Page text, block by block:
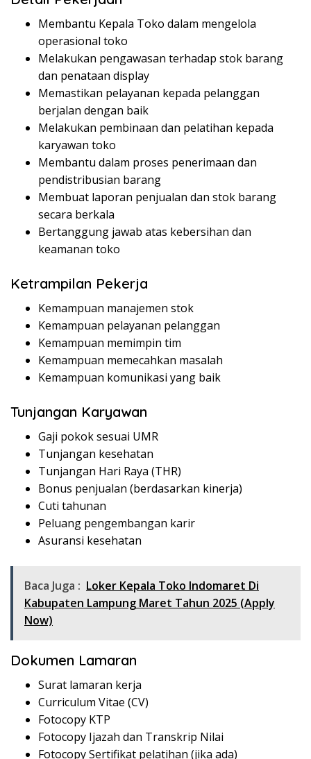
Membantu Kepala Toko dalam mengelola
operasional toko
Melakukan pengawasan terhadap stok barang
dan penataan display
Memastikan pelayanan kepada pelanggan
berjalan dengan baik
Melakukan pembinaan dan pelatihan kepada
karyawan toko
Membantu dalam proses penerimaan dan
pendistribusian barang
Membuat laporan penjualan dan stok barang
secara berkala
Bertanggung jawab atas kebersihan dan
keamanan toko
Ketrampilan Pekerja
Kemampuan manajemen stok
Kemampuan pelayanan pelanggan
Kemampuan memimpin tim
Kemampuan memecahkan masalah
Kemampuan komunikasi yang baik
Tunjangan Karyawan
Gaji pokok sesuai UMR
Tunjangan kesehatan
Tunjangan Hari Raya (THR)
Bonus penjualan (berdasarkan kinerja)
Cuti tahunan
Peluang pengembangan karir
Asuransi kesehatan
Baca Juga : Loker Kepala Toko Indomaret Di
Kabupaten Lampung Maret Tahun 2025 (Apply
Now)
Dokumen Lamaran
Surat lamaran kerja
Curriculum Vitae (CV)
Fotocopy KTP
Fotocopy Ijazah dan Transkrip Nilai
Fotocopy Sertifikat pelatihan (jika ada)